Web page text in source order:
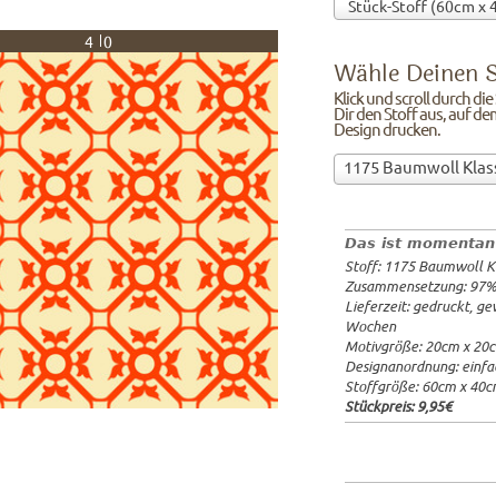
Das ist
Stoff: 1175 Baumwoll
Zusammensetzung:
Lieferzeit: gedruckt,
Wochen
Motivgröße: 20cm x
Designanordnung:
Stoffgröße: 60cm x
Stückpreis:9,95€
40
Wähle Deinen
Klick und scroll durch
Dir den Stoff aus, auf
Design drucken.
1175 Baumwoll
Gewicht:
Lieferzeit:
20x20cm:
60x40cm:
ab 1m:
ab 10m:
ab 50m:
Wähle
Deinen
und
scroll
durch
die
Stoffübersicht
und
suche
Dir
den
Stoff
dem